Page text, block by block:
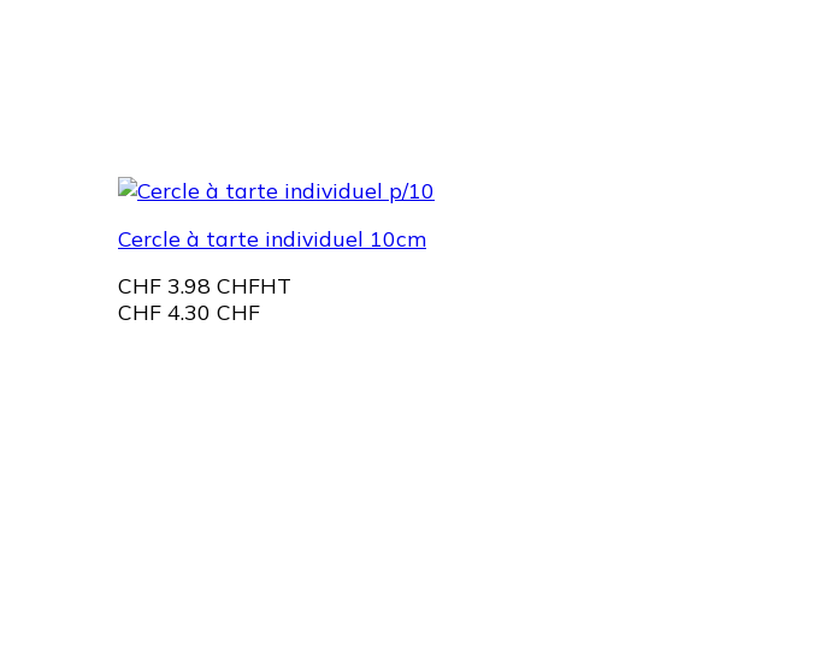
Cercle à tarte individuel 10cm
CHF 3.98 CHFHT
CHF 4.30 CHF